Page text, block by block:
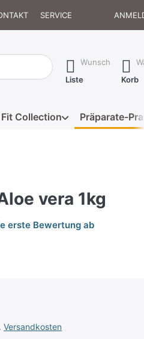
SERVICE
Ergebnisse. Drücken Sie die
Wunsch
Liste
Korb
Collection Präparate-
vera 1kg
erste Bewertung ab
Versandkosten